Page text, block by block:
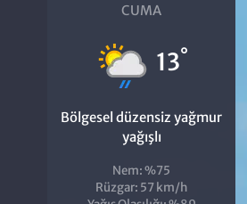
CUMA
13°
Bölgesel düzensiz yağmur
yağışlı
Nem: %75
Rüzgar: 57 km/h